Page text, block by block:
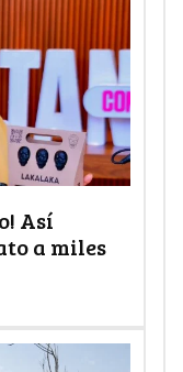
Así
a miles